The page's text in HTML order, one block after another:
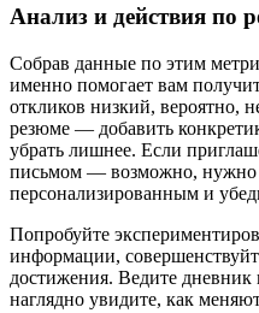
Анализ и действия по
Собрав данные по этим
именно помогает вам
откликов низкий, вероятно,
резюме — добавить
убрать лишнее. Если
письмом — возможно, нужно
персонализированным и
Попробуйте
информации,
достижения. Ведите
наглядно увидите, как